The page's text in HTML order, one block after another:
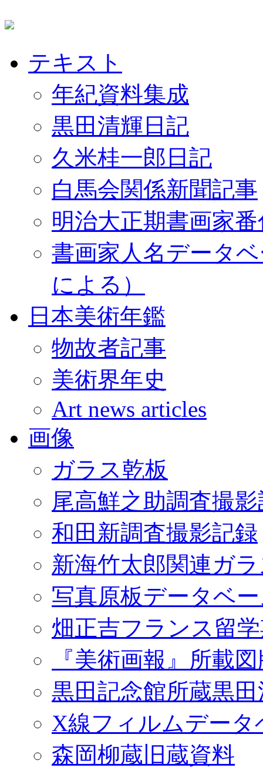
テキスト
年紀資料集成
黒田清輝日記
久米桂一郎日記
白馬会関係新聞記事
明治大正期書画家
書画家人名データ
による）
日本美術年鑑
物故者記事
美術界年史
Art news articles
画像
ガラス乾板
尾高鮮之助調査撮
和田新調査撮影記録
新海竹太郎関連ガ
写真原板データベ
畑正吉フランス留
『美術画報』所載
黒田記念館所蔵黒
X線フィルムデータ
森岡柳蔵旧蔵資料